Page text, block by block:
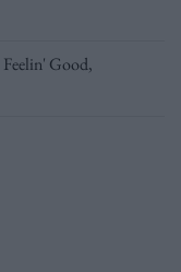
Feelin' Good,